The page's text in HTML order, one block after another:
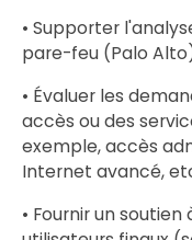
• Supporter
pare-feu (Palo
• Évaluer les
accès ou des
exemple, accès
Internet avancé,
• Fournir un